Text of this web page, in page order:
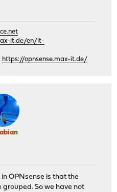
it.de/en/it-
https://opnsense.max-it.de/
OPNsense is that the
So we have not